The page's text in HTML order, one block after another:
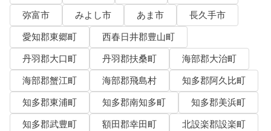
弥富市
みよし市 あま市
長久手市
愛知郡東郷町
西春日井郡豊山町
丹羽郡大口町
丹羽郡扶桑町
海部郡大治町
海部郡蟹江町
海部郡飛島村
知多郡阿久比町
知多郡東浦町
知多郡南知多町
知多郡美浜町
知多郡武豊町
額田郡幸田町
北設楽郡設楽町